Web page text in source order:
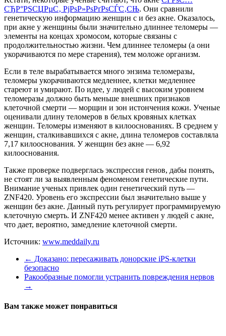
СЂР°РЅСЏРµС‚ РјРѕР»РѕРґРѕСЃС‚СЊ. Они сравнили
генетическую информацию женщин с и без акне. Оказалось,
при акне у женщины были значительно длиннее теломеры —
элементы на концах хромосом, которые связаны с
продолжительностью жизни. Чем длиннее теломеры (а они
укорачиваются по мере старения), тем моложе организм.
Если в теле вырабатывается много энзима теломеразы,
теломеры укорачиваются медленнее, клетки медленнее
стареют и умирают. По идее, у людей с высоким уровнем
теломеразы должно быть меньше внешних признаков
клеточной смерти — морщин и зон истончения кожи. Ученые
оценивали длину теломеров в белых кровяных клетках
женщин. Теломеры изменяют в килооснованиях. В среднем у
женщин, сталкивавшихся с акне, длина теломеров составляла
7,17 килооснования. У женщин без акне — 6,92
килооснования.
Также проверке подверглась экспрессия генов, дабы понять,
не стоят ли за выявленным феноменом генетические пути.
Внимание ученых привлек один генетический путь —
ZNF420. Уровень его экспрессии был значительно выше у
женщин без акне. Данный путь регулирует программируемую
клеточную смерть. И ZNF420 менее активен у людей с акне,
что дает, вероятно, замедление клеточной смерти.
Источник: www.meddaily.ru
← Доказано: пересаживать донорские iPS-клетки
безопасно
Ракообразные помогли устранить повреждения нервов
→
Вам также может понравиться